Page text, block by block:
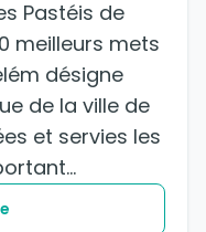
Pastéis de
meilleurs mets
de la ville de
et servies les